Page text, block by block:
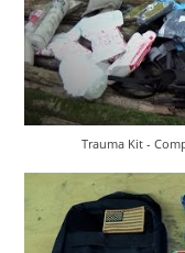
Trauma Kit -